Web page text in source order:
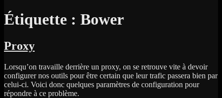
Étiquette : Bower
Proxy
Lorsqu’on travaille derrière un proxy, on se retrouve vite à devoir
configurer nos outils pour être certain que leur trafic passera bien par
celui-ci. Voici donc quelques paramètres de configuration pour
répondre à ce problème.